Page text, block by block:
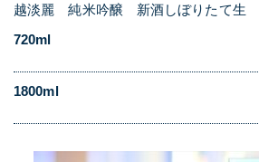
越淡麗 純米吟醸 新酒しぼりたて生
720ml
1800ml